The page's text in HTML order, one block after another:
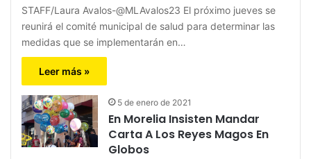
STAFF/Laura Avalos-@MLAvalos23 El próximo jueves se
reunirá el comité municipal de salud para determinar las
medidas que se implementarán en…
Leer más »
5 de enero de 2021
En Morelia Insisten Mandar
Carta A Los Reyes Magos En
Globos